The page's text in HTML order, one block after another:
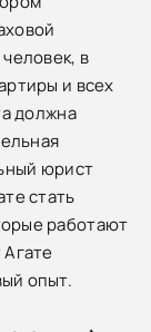
в
и всех
должна
юрист
стать
работают
опыт.